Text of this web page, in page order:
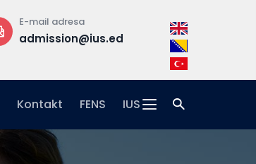
E-mail adresa
admission@ius.edu.ba
Telefon
+387 33 957
Kontakt FENS IUS